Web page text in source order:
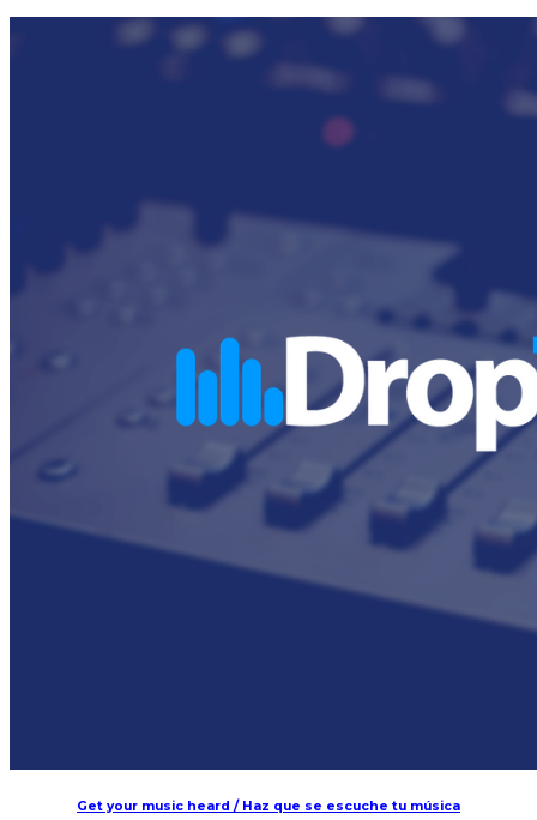
Get your music heard / Haz que se escuche tu música